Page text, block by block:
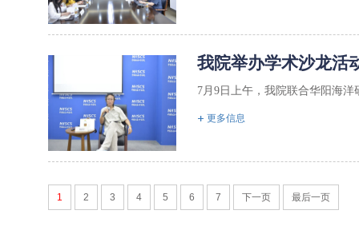
我院举办学术沙龙活
7月9日上午，我院联合华阳海
更多信息
1 2 3 4 5 6 7 下一页 最后一页